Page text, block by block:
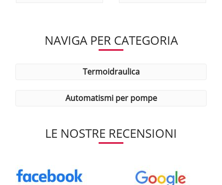
NAVIGA PER CATEGORIA
termoidraulica
automatismi per pompe
LE NOSTRE RECENSIONI